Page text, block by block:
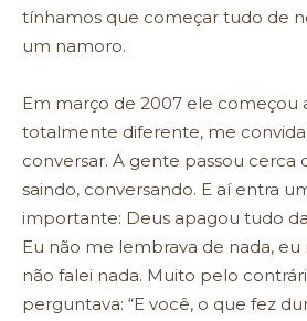
tínhamos que começar tudo de
um namoro.
Em março de 2007 ele começou
totalmente diferente, me
conversar. A gente passou cerca
saindo, conversando. E aí entra
importante: Deus apagou tudo
Eu não me lembrava de nada,
não falei nada. Muito pelo
perguntava: “E você, o que fez